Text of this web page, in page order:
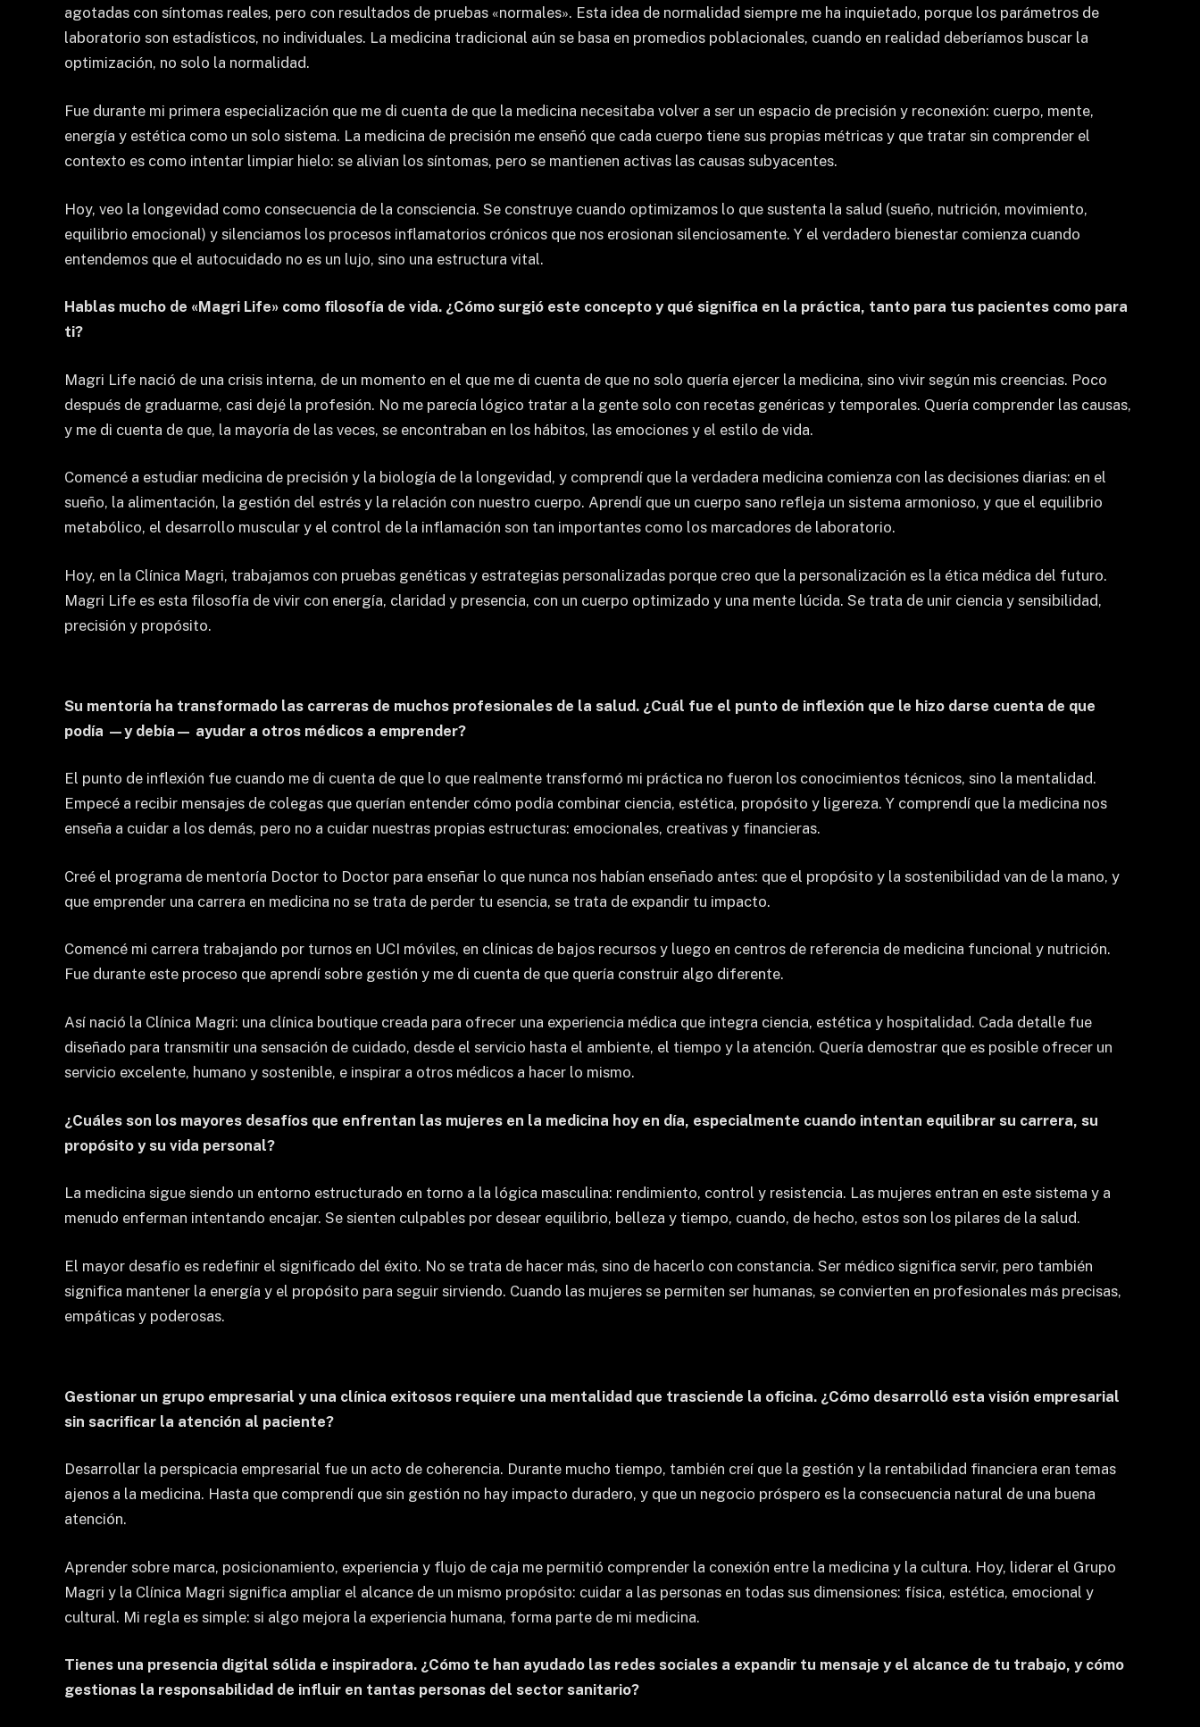
agotadas con síntomas reales, pero con resultados de pruebas «normales». Esta idea de normalidad siempre me ha inquietado, porque los parámetros de
laboratorio son estadísticos, no individuales. La medicina tradicional aún se basa en promedios poblacionales, cuando en realidad deberíamos buscar la
optimización, no solo la normalidad.
Fue durante mi primera especialización que me di cuenta de que la medicina necesitaba volver a ser un espacio de precisión y reconexión: cuerpo, mente,
energía y estética como un solo sistema. La medicina de precisión me enseñó que cada cuerpo tiene sus propias métricas y que tratar sin comprender el
contexto es como intentar limpiar hielo: se alivian los síntomas, pero se mantienen activas las causas subyacentes.
Hoy, veo la longevidad como consecuencia de la consciencia. Se construye cuando optimizamos lo que sustenta la salud (sueño, nutrición, movimiento,
equilibrio emocional) y silenciamos los procesos inflamatorios crónicos que nos erosionan silenciosamente. Y el verdadero bienestar comienza cuando
entendemos que el autocuidado no es un lujo, sino una estructura vital.
Hablas mucho de «Magri Life» como filosofía de vida. ¿Cómo surgió este concepto y qué significa en la práctica, tanto para tus pacientes como para
ti?
Magri Life nació de una crisis interna, de un momento en el que me di cuenta de que no solo quería ejercer la medicina, sino vivir según mis creencias. Poco
después de graduarme, casi dejé la profesión. No me parecía lógico tratar a la gente solo con recetas genéricas y temporales. Quería comprender las causas,
y me di cuenta de que, la mayoría de las veces, se encontraban en los hábitos, las emociones y el estilo de vida.
Comencé a estudiar medicina de precisión y la biología de la longevidad, y comprendí que la verdadera medicina comienza con las decisiones diarias: en el
sueño, la alimentación, la gestión del estrés y la relación con nuestro cuerpo. Aprendí que un cuerpo sano refleja un sistema armonioso, y que el equilibrio
metabólico, el desarrollo muscular y el control de la inflamación son tan importantes como los marcadores de laboratorio.
Hoy, en la Clínica Magri, trabajamos con pruebas genéticas y estrategias personalizadas porque creo que la personalización es la ética médica del futuro.
Magri Life es esta filosofía de vivir con energía, claridad y presencia, con un cuerpo optimizado y una mente lúcida. Se trata de unir ciencia y sensibilidad,
precisión y propósito.
Su mentoría ha transformado las carreras de muchos profesionales de la salud. ¿Cuál fue el punto de inflexión que le hizo darse cuenta de que
podía —y debía— ayudar a otros médicos a emprender?
El punto de inflexión fue cuando me di cuenta de que lo que realmente transformó mi práctica no fueron los conocimientos técnicos, sino la mentalidad.
Empecé a recibir mensajes de colegas que querían entender cómo podía combinar ciencia, estética, propósito y ligereza. Y comprendí que la medicina nos
enseña a cuidar a los demás, pero no a cuidar nuestras propias estructuras: emocionales, creativas y financieras.
Creé el programa de mentoría Doctor to Doctor para enseñar lo que nunca nos habían enseñado antes: que el propósito y la sostenibilidad van de la mano, y
que emprender una carrera en medicina no se trata de perder tu esencia, se trata de expandir tu impacto.
Comencé mi carrera trabajando por turnos en UCI móviles, en clínicas de bajos recursos y luego en centros de referencia de medicina funcional y nutrición.
Fue durante este proceso que aprendí sobre gestión y me di cuenta de que quería construir algo diferente.
Así nació la Clínica Magri: una clínica boutique creada para ofrecer una experiencia médica que integra ciencia, estética y hospitalidad. Cada detalle fue
diseñado para transmitir una sensación de cuidado, desde el servicio hasta el ambiente, el tiempo y la atención. Quería demostrar que es posible ofrecer un
servicio excelente, humano y sostenible, e inspirar a otros médicos a hacer lo mismo.
¿Cuáles son los mayores desafíos que enfrentan las mujeres en la medicina hoy en día, especialmente cuando intentan equilibrar su carrera, su
propósito y su vida personal?
La medicina sigue siendo un entorno estructurado en torno a la lógica masculina: rendimiento, control y resistencia. Las mujeres entran en este sistema y a
menudo enferman intentando encajar. Se sienten culpables por desear equilibrio, belleza y tiempo, cuando, de hecho, estos son los pilares de la salud.
El mayor desafío es redefinir el significado del éxito. No se trata de hacer más, sino de hacerlo con constancia. Ser médico significa servir, pero también
significa mantener la energía y el propósito para seguir sirviendo. Cuando las mujeres se permiten ser humanas, se convierten en profesionales más precisas,
empáticas y poderosas.
Gestionar un grupo empresarial y una clínica exitosos requiere una mentalidad que trasciende la oficina. ¿Cómo desarrolló esta visión empresarial
sin sacrificar la atención al paciente?
Desarrollar la perspicacia empresarial fue un acto de coherencia. Durante mucho tiempo, también creí que la gestión y la rentabilidad financiera eran temas
ajenos a la medicina. Hasta que comprendí que sin gestión no hay impacto duradero, y que un negocio próspero es la consecuencia natural de una buena
atención.
Aprender sobre marca, posicionamiento, experiencia y flujo de caja me permitió comprender la conexión entre la medicina y la cultura. Hoy, liderar el Grupo
Magri y la Clínica Magri significa ampliar el alcance de un mismo propósito: cuidar a las personas en todas sus dimensiones: física, estética, emocional y
cultural. Mi regla es simple: si algo mejora la experiencia humana, forma parte de mi medicina.
Tienes una presencia digital sólida e inspiradora. ¿Cómo te han ayudado las redes sociales a expandir tu mensaje y el alcance de tu trabajo, y cómo
gestionas la responsabilidad de influir en tantas personas del sector sanitario?